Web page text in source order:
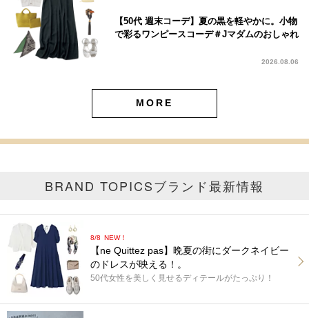
【50代 週末コーデ】夏の黒を軽やかに。小物
で彩るワンピースコーデ＃Jマダムのおしゃれ
2026.08.06
MORE
BRAND TOPICSブランド最新情報
8/8 NEW！
【ne Quittez pas】晩夏の街にダークネイビー
のドレスが映える！。
50代女性を美しく見せるディテールがたっぷり！